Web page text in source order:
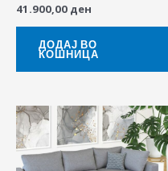
41.900,00 ден
ДОДАЈ ВО
КОШНИЦА